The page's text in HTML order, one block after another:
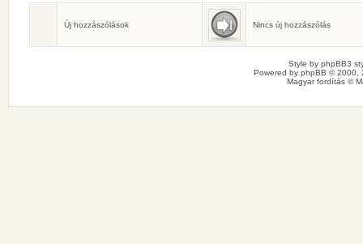
Születésnaposok
Ma senkinek sincs születésnapja.
Új hozzászólások Nincs új hozzászólás
Style by phpBB3
Powered by phpBB © 2000,
Magyar fordítás ©